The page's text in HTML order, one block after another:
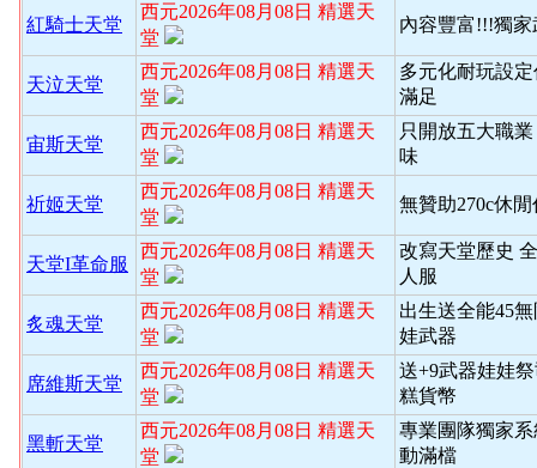
紅騎士天堂
西元2026年08月08日 精選天
堂
內容豐富!!!獨
天泣天堂
西元2026年08月08日 精選天
堂
多元化耐玩設
滿足
宙斯天堂
西元2026年08月08日 精選天
堂
只開放五大職
味
祈姬天堂
西元2026年08月08日 精選天
堂
無贊助270c休閒
天堂I革命服
西元2026年08月08日 精選天
堂
改寫天堂歷史
人服
炙魂天堂
西元2026年08月08日 精選天
堂
出生送全能45
娃武器
席維斯天堂
西元2026年08月08日 精選天
堂
送+9武器娃娃
糕貨幣
黑斬天堂
西元2026年08月08日 精選天
堂
專業團隊獨家
動滿檔